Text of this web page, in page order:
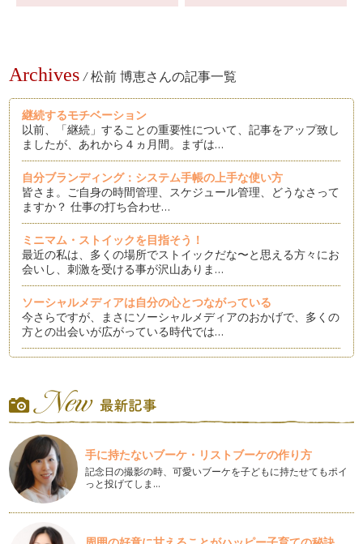
Archives / 松前 博恵さんの記事一覧
継続するモチベーション
以前、「継続」することの重要性について、記事をアップ致し
ましたが、あれから４ヵ月間。まずは…
自分ブランディング：システム手帳の上手な使い方
皆さま。ご自身の時間管理、スケジュール管理、どうなさって
ますか？ 仕事の打ち合わせ…
ミニマム・ストイックを目指そう！
最近の私は、多くの場所でストイックだな〜と思える方々にお
会いし、刺激を受ける事が沢山ありま…
ソーシャルメディアは自分の心とつながっている
今さらですが、まさにソーシャルメディアのおかげで、多くの
方との出会いが広がっている時代では…
ていけば、必ずその先に変化がありま…
ブランディングと共感
「なんのために自分ブランディングが必要なのか？」というこ
とを突き詰めて考えてみると、「人々…
仲の良いご夫婦（ジェネリーノ）を科学する（自分ブランディ
ング）
昨今、「主婦になりたい」と憧れる学生が多いと聞きます。
確かに、主婦は憧れというの…
手に持たないブーケ・リストブーケの作り方
記念日の撮影の時、可愛いブーケを子どもに持たせてもポイ
っと投げてしま…